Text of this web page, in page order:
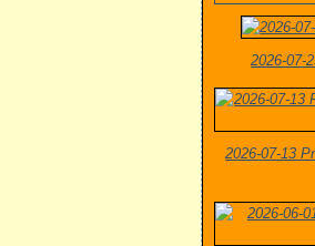
2026-07-
2026-07-13